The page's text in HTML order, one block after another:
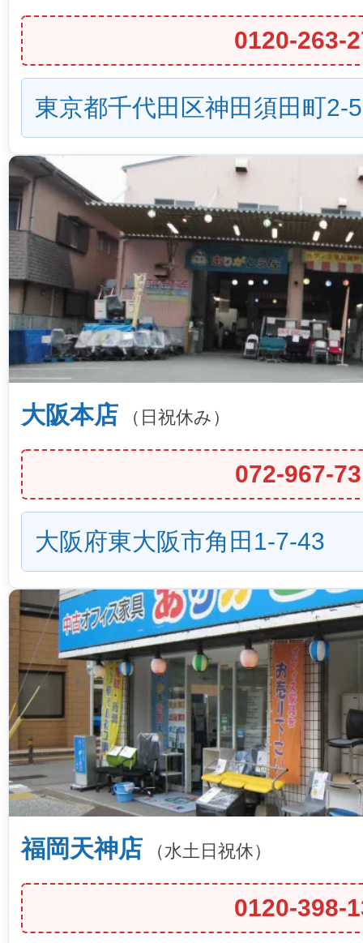
0120-263-
東京都千代田区神田須田町2-
大阪本店 （日祝休み）
072-967-
大阪府東大阪市角田1-7-43
福岡天神店 （水土日祝休）
0120-398-